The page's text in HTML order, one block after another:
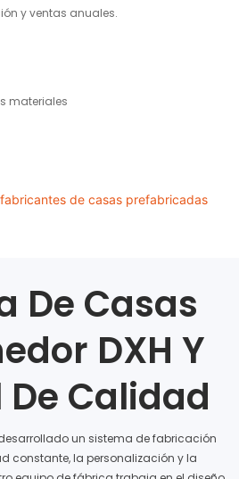
y ventas anuales.
materiales
De Casas
DXH Y
Calidad
un sistema de fabricación
constante, la personalización y la